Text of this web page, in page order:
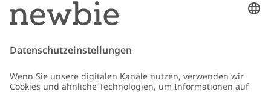
*Gilt nur für deine erste Bestellung und ist nicht mit anderen Rabatten
oder Angeboten kombinierbar. Gilt nicht für limitierte Artikel. Bitte
überprüfe deinen Spam-Ordner. Lies unsere
Schicken